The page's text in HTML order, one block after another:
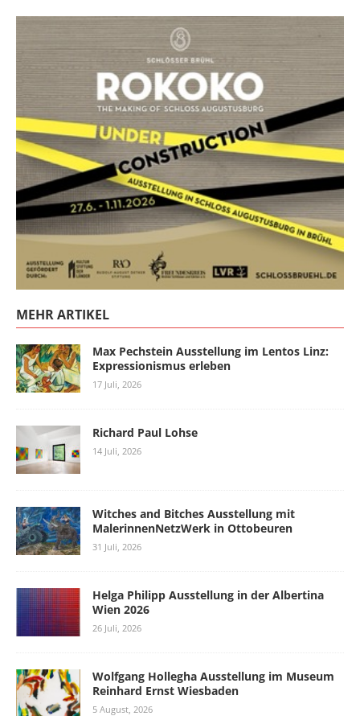
MEHR ARTIKEL
Max Pechstein Ausstellung im Lentos Linz:
Expressionismus erleben
17 Juli, 2026
Richard Paul Lohse
14 Juli, 2026
Witches and Bitches Ausstellung mit
MalerinnenNetzWerk in Ottobeuren
31 Juli, 2026
Helga Philipp Ausstellung in der Albertina
Wien 2026
26 Juli, 2026
Wolfgang Hollegha Ausstellung im Museum
Reinhard Ernst Wiesbaden
5 August, 2026